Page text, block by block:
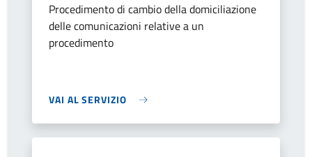
Procedimento di cambio della domiciliazione
delle comunicazioni relative a un
procedimento
VAI AL SERVIZIO